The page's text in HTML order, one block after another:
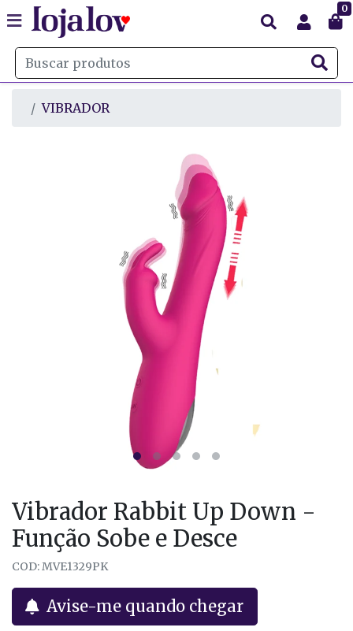
0
VIBRADOR
Vibrador Rabbit Up Down -
Função Sobe e Desce
COD: MVE1329PK
Avise-me quando chegar